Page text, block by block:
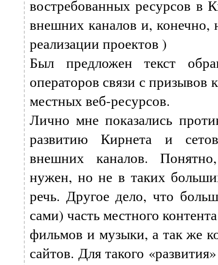
востребованных ресурсов в
внешних каналов и, конечно,
реализации проектов )
Был предложен текст
операторов связи с призывов
местных веб-ресурсов.
Лично мне показались
развитию Кирнета и
внешних каналов.
нужен, но не в таких
речь. Другое дело, что
сами) часть местного
фильмов и музыки, а так же
сайтов. Для такого